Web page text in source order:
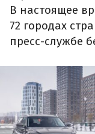
В настоящее
72 городах
пресс-службе